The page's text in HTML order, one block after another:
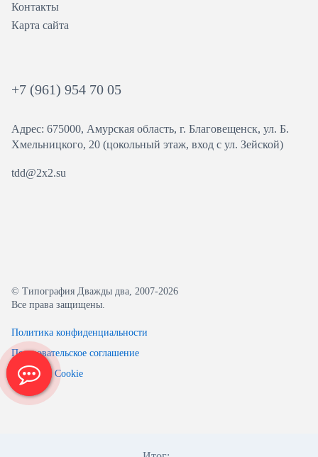
Контакты
Карта сайта
+7 (961) 954 70 05
Адрес: 675000, Амурская область, г. Благовещенск, ул. ​Б.
Хмельницкого, 20 (цокольный этаж, вход с ул. Зейской)
tdd@2x2.su
© Типография Дважды два, 2007-2026
Все права защищены.
Политика конфиденциальности
Пользовательское соглашение
О файлах Cookie